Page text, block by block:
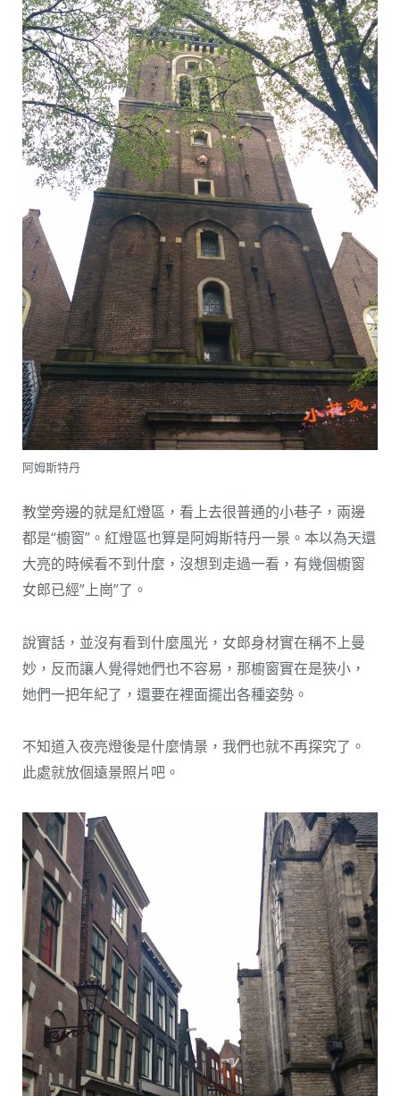
阿姆斯特丹
教堂旁邊的就是紅燈區，看上去很普通的小巷子，兩邊
都是“櫥窗”。紅燈區也算是阿姆斯特丹一景。本以為天還
大亮的時候看不到什麼，沒想到走過一看，有幾個櫥窗
女郎已經”上崗”了。
說實話，並沒有看到什麼風光，女郎身材實在稱不上曼
妙，反而讓人覺得她們也不容易，那櫥窗實在是狹小，
她們一把年紀了，還要在裡面擺出各種姿勢。
不知道入夜亮燈後是什麼情景，我們也就不再探究了。
此處就放個遠景照片吧。